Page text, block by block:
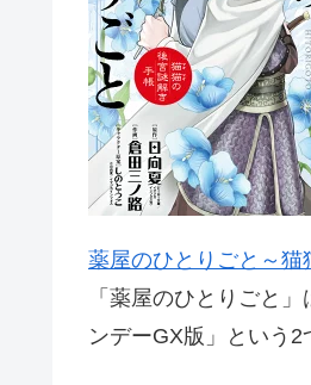
薬屋のひとりごと～猫
「薬屋のひとりごと
ンデーGX版」という2